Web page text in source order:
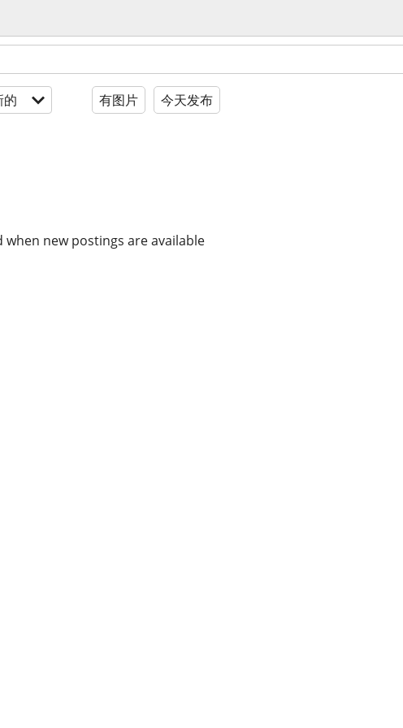
的 有图片 今天发布
new postings are available